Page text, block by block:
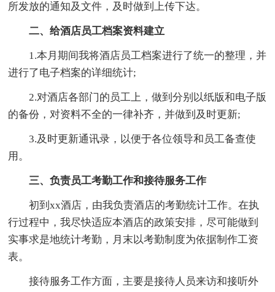
所发放的通知及文件，及时做到上传下达。
二、给酒店员工档案资料建立
1.本月期间我将酒店员工档案进行了统一的整理，并
进行了电子档案的详细统计;
2.对酒店各部门的员工上，做到分别以纸版和电子版
的备份，对资料不全的一律补齐，并做到及时更新;
3.及时更新通讯录，以便于各位领导和员工备查使
用。
三、负责员工考勤工作和接待服务工作
初到xx酒店，由我负责酒店的考勤统计工作。在执
行过程中，我尽快适应本酒店的政策安排，尽可能做到
实事求是地统计考勤，月末以考勤制度为依据制作工资
表。
接待服务工作方面，主要是接待人员来访和接听外